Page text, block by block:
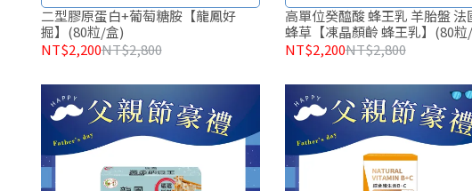
二型膠原蛋白+葡萄糖胺【龍鳳好
掘】(80粒/盒)
NT$2,200NT$2,800
高單位癸醯酸 蜂王乳 羊胎盤 法
蜂草【凍晶顏齡 蜂王乳】(80粒
NT$2,200NT$2,800